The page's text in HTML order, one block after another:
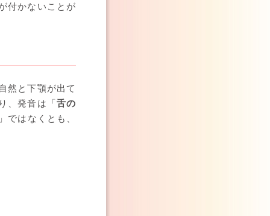
付かないことが
然と下顎が出て
、発音は「舌の
ではなくとも、